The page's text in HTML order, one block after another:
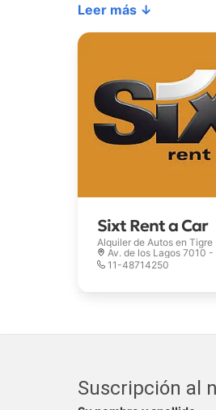
Leer más ↓
Sixt Rent a Car
Alquiler de Autos en Tigre
Av. de los Lagos 7010 -
11-48714250
Suscripción al